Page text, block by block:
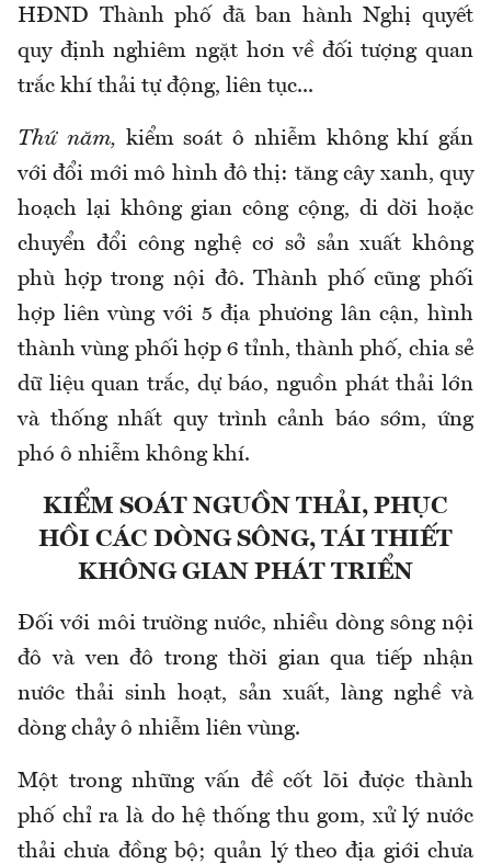
HĐND Thành phố đã ban hành Nghị quyết
quy định nghiêm ngặt hơn về đối tượng quan
trắc khí thải tự động, liên tục...
Thứ năm, kiểm soát ô nhiễm không khí gắn
với đổi mới mô hình đô thị: tăng cây xanh, quy
hoạch lại không gian công cộng, di dời hoặc
chuyển đổi công nghệ cơ sở sản xuất không
phù hợp trong nội đô. Thành phố cũng phối
hợp liên vùng với 5 địa phương lân cận, hình
thành vùng phối hợp 6 tỉnh, thành phố, chia sẻ
dữ liệu quan trắc, dự báo, nguồn phát thải lớn
và thống nhất quy trình cảnh báo sớm, ứng
phó ô nhiễm không khí.
KIỂM SOÁT NGUỒN THẢI, PHỤC
HỒI CÁC DÒNG SÔNG, TÁI THIẾT
KHÔNG GIAN PHÁT TRIỂN
Đối với môi trường nước, nhiều dòng sông nội
đô và ven đô trong thời gian qua tiếp nhận
nước thải sinh hoạt, sản xuất, làng nghề và
dòng chảy ô nhiễm liên vùng.
Một trong những vấn đề cốt lõi được thành
phố chỉ ra là do hệ thống thu gom, xử lý nước
thải chưa đồng bộ; quản lý theo địa giới chưa